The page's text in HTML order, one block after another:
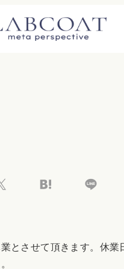
とさせて頂きます。休